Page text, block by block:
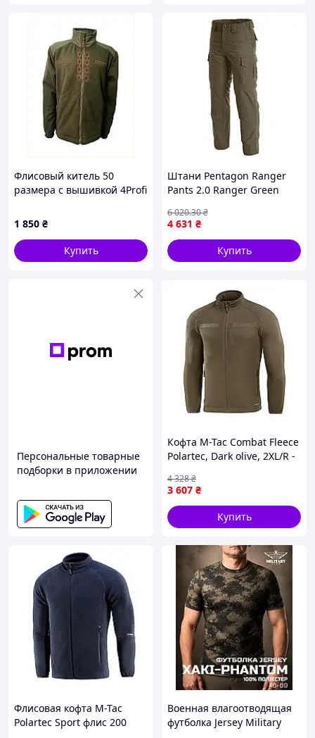
Флисовый китель 50
размера с вышивкой 4Profi
1 850 ₴
Купить
Штани Pentagon Ranger
Pants 2.0 Ranger Green
4 631 ₴
6 020.30₴
Купить
Персональные товарные
подборки в приложении
Кофта M-Tac Combat Fleece
Polartec, Dark olive, 2XL/R -
тактическая флисовая
кофта
3 607 ₴
4 328₴
Купить
Флисовая кофта M-Tac
Polartec Sport флис 200
Военная влагоотводящая
футболка Jersey Military